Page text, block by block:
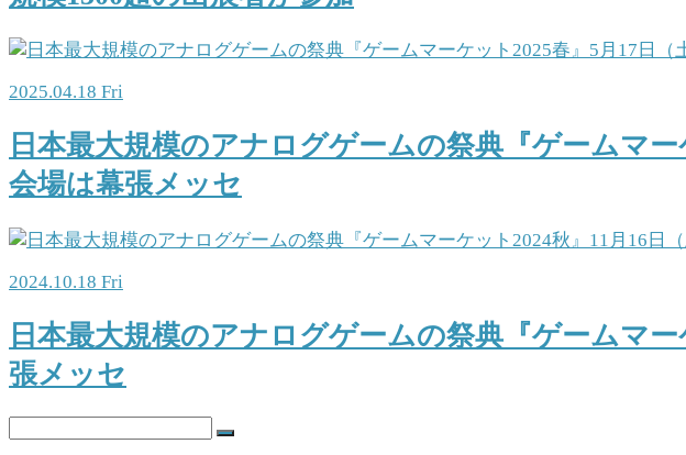
2025.04.18 Fri
日本最大規模のアナログゲームの祭典『ゲームマ
会場は幕張メッセ
2024.10.18 Fri
日本最大規模のアナログゲームの祭典『ゲームマ
張メッセ